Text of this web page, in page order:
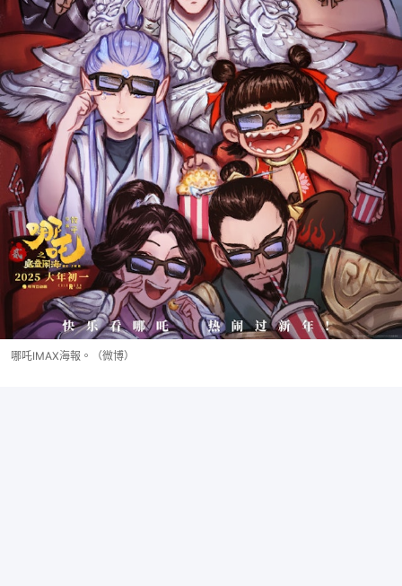
哪吒IMAX海報。（微博）